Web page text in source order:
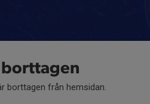
borttagen från hemsidan.